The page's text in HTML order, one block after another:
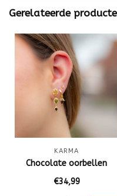
Gerelateerde
KARMA
Chocolate oorbellen
€34,99